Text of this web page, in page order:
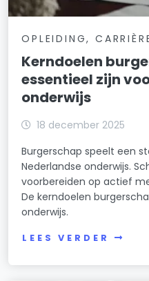
OPLEIDING,
Kerndoelen
essentieel zijn
onderwijs
18 december 2025
Burgerschap speelt een
Nederlandse onderwijs.
voorbereiden op actief
De kerndoelen
onderwijs.
LEES VERDER